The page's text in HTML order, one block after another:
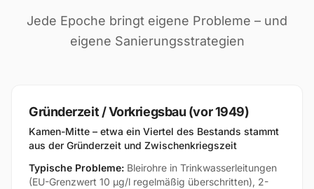
Jede Epoche bringt eigene Probleme – und
eigene Sanierungsstrategien
Gründerzeit / Vorkriegsbau (vor 1949)
Kamen-Mitte – etwa ein Viertel des Bestands stammt
aus der Gründerzeit und Zwischenkriegszeit
Typische Probleme: Bleirohre in Trinkwasserleitungen
(EU-Grenzwert 10 µg/l regelmäßig überschritten), 2-